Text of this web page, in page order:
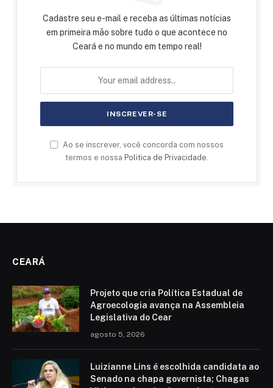
Cadastre seu e-mail e receba as últimas notícias
em primeira mão sobre tudo o que acontece no
Ceará e no mundo em tempo real!
Ao se inscrever, você concorda com nossos
termos e nossa Politica de Privacidade
CEARÁ
Projeto que cria Política Estadual de
Agroecologia avança na Assembleia
Legislativa do Cear
agosto 5, 2026
Luizianne Lins é escolhida candidata ao
Senado na chapa governista; Chagas